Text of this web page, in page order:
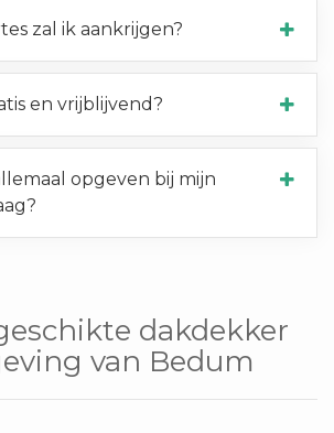
zal ik aankrijgen?
en vrijblijvend?
opgeven bij mijn
dakdekker
van Bedum